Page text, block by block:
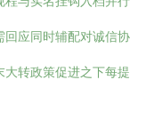
回应同时辅配对诚信协
转政策促进之下每提